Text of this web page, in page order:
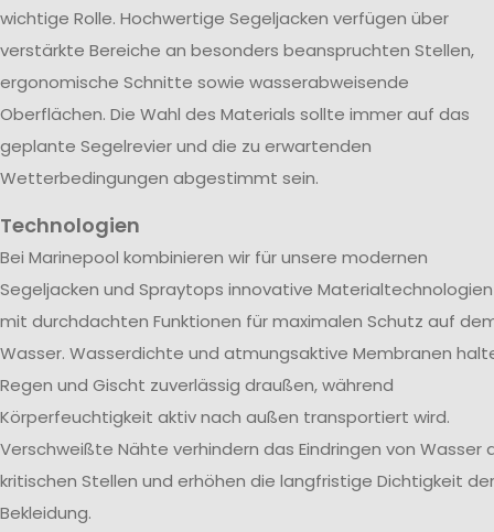
wichtige Rolle. Hochwertige Segeljacken verfügen über
verstärkte Bereiche an besonders beanspruchten Stellen,
ergonomische Schnitte sowie wasserabweisende
Oberflächen. Die Wahl des Materials sollte immer auf das
geplante Segelrevier und die zu erwartenden
Wetterbedingungen abgestimmt sein.
Technologien
Bei Marinepool kombinieren wir für unsere modernen
Segeljacken und Spraytops innovative Materialtechnologien
mit durchdachten Funktionen für maximalen Schutz auf
Wasser. Wasserdichte und atmungsaktive Membranen
Regen und Gischt zuverlässig draußen, während
Körperfeuchtigkeit aktiv nach außen transportiert wird.
Verschweißte Nähte verhindern das Eindringen von Wasser
kritischen Stellen und erhöhen die langfristige Dichtigkeit der
Bekleidung.